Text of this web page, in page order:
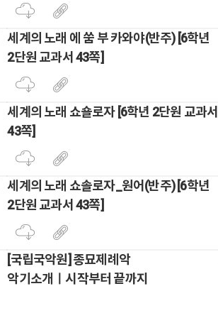
세계의 노래 에 쑴 부 카와야(반주) [6학년
2단원 교과서 43쪽]
세계의 노래 쇼숄로자 [6학년 2단원 교과서
43쪽]
세계의 노래 쇼솔로자_원어(반주) [6학년
2단원 교과서 43쪽]
[국립국악원] 종묘제례악
악기소개ㅣ시작부터 끝까지